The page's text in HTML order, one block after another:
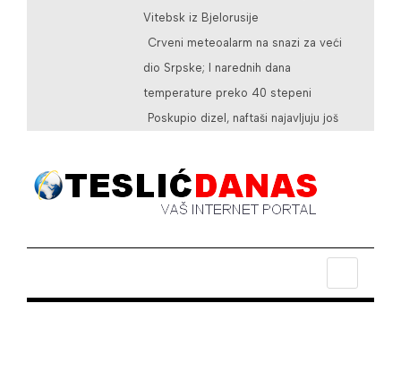
Vitebsk iz Bjelorusije
Crveni meteoalarm na snazi za veći
dio Srpske; I narednih dana
temperature preko 40 stepeni
Poskupio dizel, naftaši najavljuju još